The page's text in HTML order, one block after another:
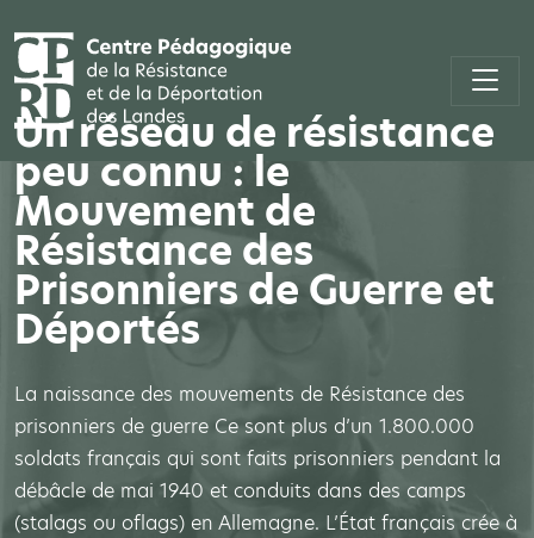
Un réseau de résistance
peu connu : le
Mouvement de
Résistance des
Prisonniers de Guerre et
Déportés
La naissance des mouvements de Résistance des
prisonniers de guerre Ce sont plus d’un 1.800.000
soldats français qui sont faits prisonniers pendant la
débâcle de mai 1940 et conduits dans des camps
(stalags ou oflags) en Allemagne. L’État français crée à